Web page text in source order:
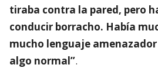
tiraba contra la pared, pero
conducir borracho. Había
mucho lenguaje
algo normal”.